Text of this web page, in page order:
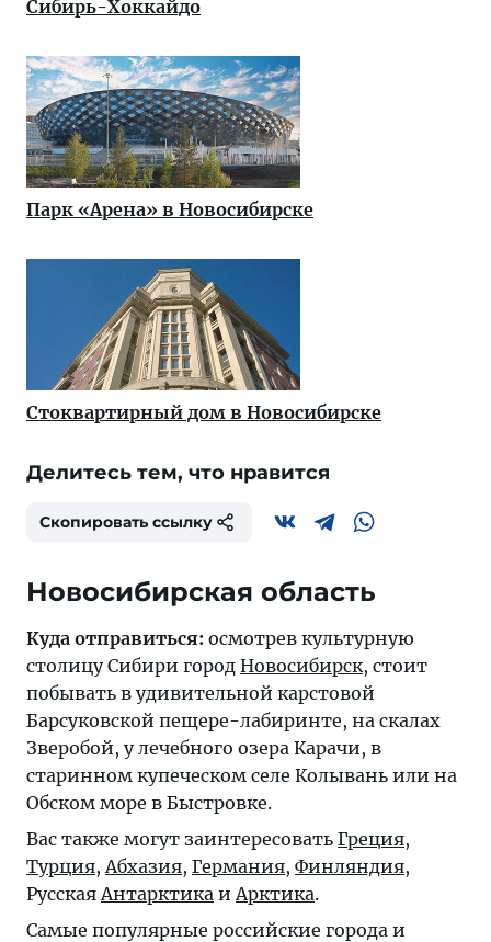
Сибирь-Хоккайдо
Парк «Арена» в Новосибирске
Стоквартирный дом в Новосибирске
Делитесь тем, что нравится
Скопировать ссылку
Новосибирская область
Куда отправиться: осмотрев культурную
столицу Сибири город Новосибирск, стоит
побывать в удивительной карстовой
Барсуковской пещере-лабиринте, на скалах
Зверобой, у лечебного озера Карачи, в
старинном купеческом селе Колывань или на
Обском море в Быстровке.
Вас также могут заинтересовать Греция,
Турция,Абхазия, Германия, Финляндия,
РусскаяАнтарктика иАрктика.
Самые популярные российские города и